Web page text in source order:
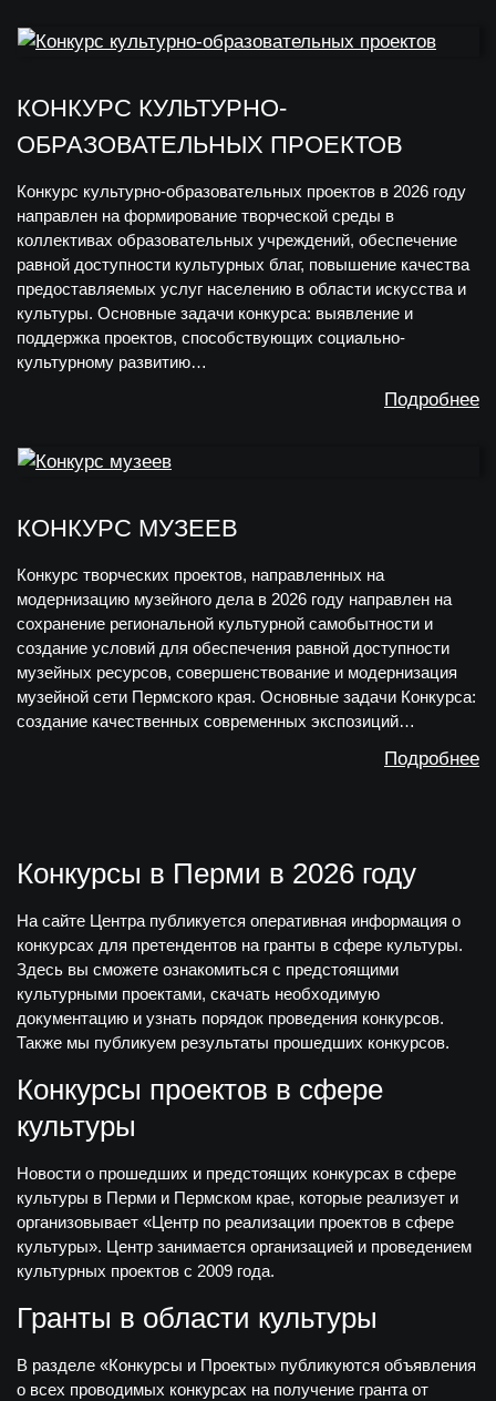
КОНКУРС КУЛЬТУРНО-
ОБРАЗОВАТЕЛЬНЫХ ПРОЕКТОВ
Конкурс культурно-образовательных проектов в 2026 году
направлен на формирование творческой среды в
коллективах образовательных учреждений, обеспечение
равной доступности культурных благ, повышение качества
предоставляемых услуг населению в области искусства и
культуры. Основные задачи конкурса: выявление и
поддержка проектов, способствующих социально-
культурному развитию…
Подробнее
КОНКУРС МУЗЕЕВ
Конкурс творческих проектов, направленных на
модернизацию музейного дела в 2026 году направлен на
сохранение региональной культурной самобытности и
создание условий для обеспечения равной доступности
музейных ресурсов, совершенствование и модернизация
музейной сети Пермского края. Основные задачи Конкурса:
создание качественных современных экспозиций…
Подробнее
Конкурсы в Перми в 2026 году
На сайте Центра публикуется оперативная информация о
конкурсах для претендентов на гранты в сфере культуры.
Здесь вы сможете ознакомиться с предстоящими
культурными проектами, скачать необходимую
документацию и узнать порядок проведения конкурсов.
Также мы публикуем результаты прошедших конкурсов.
Конкурсы проектов в сфере
культуры
Новости о прошедших и предстоящих конкурсах в сфере
культуры в Перми и Пермском крае, которые реализует и
организовывает «Центр по реализации проектов в сфере
культуры». Центр занимается организацией и проведением
культурных проектов с 2009 года.
Гранты в области культуры
В разделе «Конкурсы и Проекты» публикуются объявления
о всех проводимых конкурсах на получение гранта от